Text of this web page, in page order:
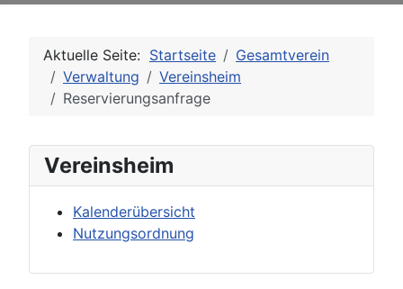
Aktuelle Seite: Startseite
Gesamtverein
Verwaltung
Vereinsheim
Reservierungsanfrage
Vereinsheim
Kalenderübersicht
Nutzungsordnung